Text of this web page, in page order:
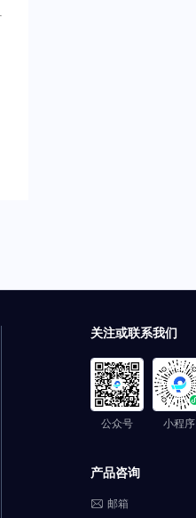
关注或联系我们
公众号 小程序
产品咨询
 邮箱